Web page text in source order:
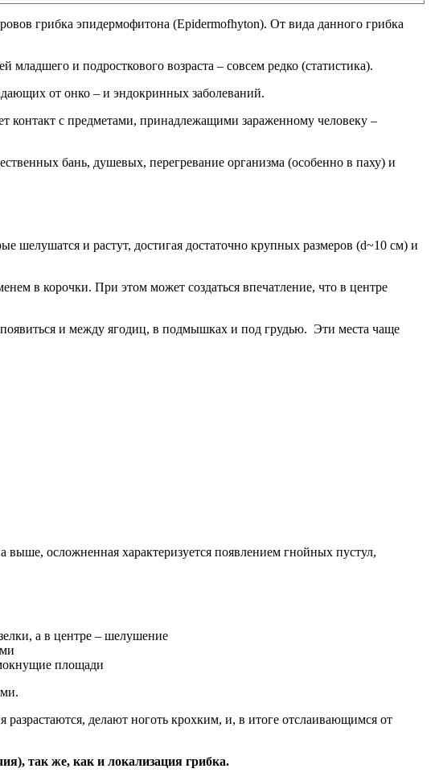
грибка эпидермофитона (Epidermofhyton). От вида данного грибка
и подросткового возраста – совсем редко (статистика).
от онко – и эндокринных заболеваний.
контакт с предметами, принадлежащими зараженному человеку –
бань, душевых, перегревание организма (особенно в паху) и
шелушатся и растут, достигая достаточно крупных размеров (d~10 см) и
в корочки. При этом может создаться впечатление, что в центре
и между ягодиц, в подмышках и под грудью. Эти места чаще
осложненная характеризуется появлением гнойных пустул,
а в центре – шелушение
площади
делают ноготь крохким, и, в итоге отслаивающимся от
так же, как и локализация грибка.